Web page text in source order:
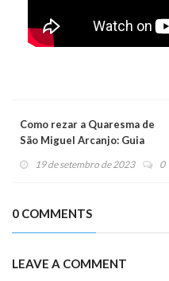
Como rezar a Quaresma de
São Miguel Arcanjo: Guia
espiritual poderosa
19 de setembro de 2023 0
0 COMMENTS
LEAVE A COMMENT